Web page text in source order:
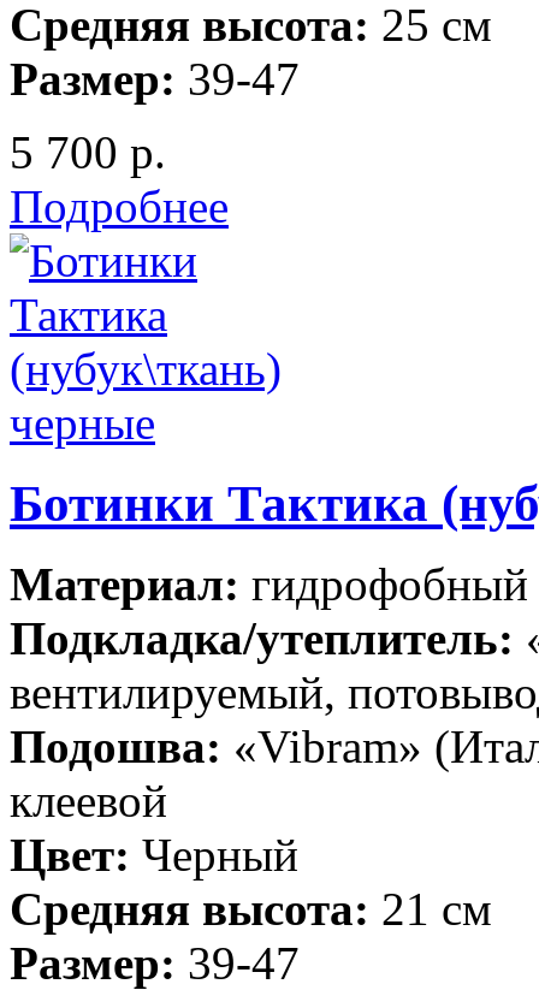
Средняя высота: 25 см
Размер: 39-47
5 700 р.
Подробнее
Ботинки Тактика
Материал: гидрофобный
Подкладка/утеплитель:
вентилируемый,
Подошва: «Vibram»
клеевой
Цвет: Черный
Средняя высота: 21 см
Размер: 39-47